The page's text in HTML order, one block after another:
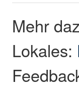
Mehr
Lokales: